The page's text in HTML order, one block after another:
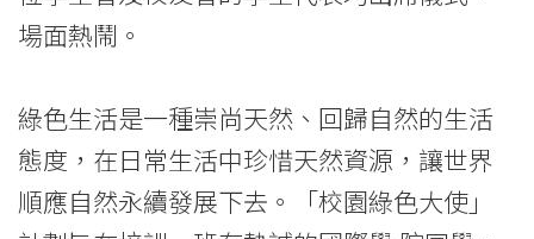
大
使」
計
劃
場面熱鬧。
綠色生活是一種崇尚天然、回歸自然的生活
態度，在日常生活中珍惜天然資源，讓世界
順應自然永續發展下去。「校園綠色大使」